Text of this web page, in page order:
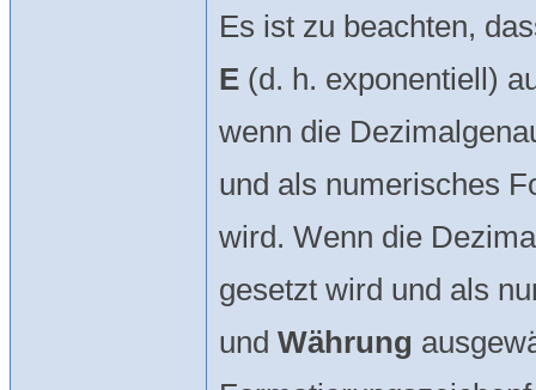
Es ist zu beachten,
E (d. h. exponentiell)
wenn die
und als numerisches
wird. Wenn die
gesetzt wird und als
und Währung